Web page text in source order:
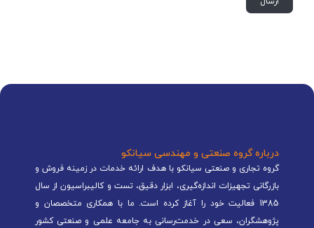
درباره گروه صنعتی و مهندسی سیانکو
گروه تجاری و صنعتی سیانکو با هدف ارائه خدمات در زمینه فروش و
بازرگانی تجهیزات اندازه‌گیری، ابزار دقیق، تست و کالیبراسیون از سال
1385 فعالیت خود را آغاز کرده است. ما با همکاری متخصصان و
پژوهشگران، سعی در خدمت‌رسانی به جامعه علمی و صنعتی کشور